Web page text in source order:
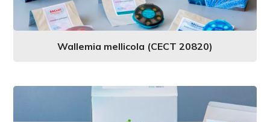
Wallemia mellicola (CECT 20820)